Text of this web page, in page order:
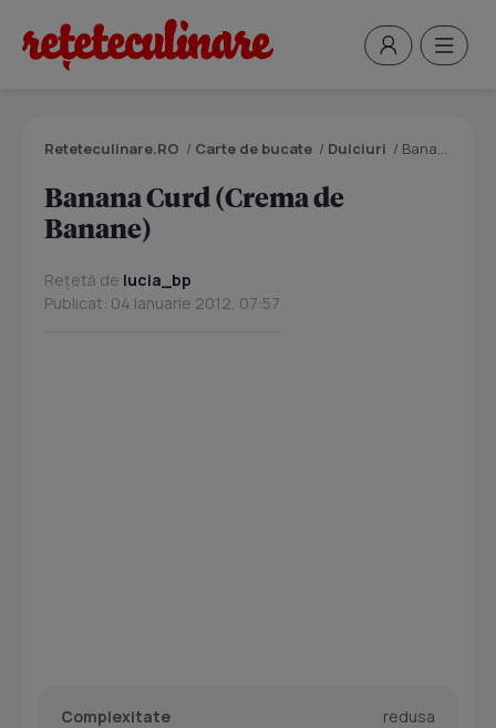
Reteteculinare.RO / Carte de bucate / Dulciuri / Banana Curd (Crema de Banane)
Banana Curd (Crema de
Banane)
Rețetă de lucia_bp
Publicat: 04 Ianuarie 2012, 07:57
Complexitate redusa